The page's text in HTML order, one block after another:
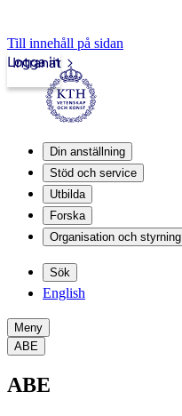
Till innehåll på sidan
Intranät
Logga in
Din anställning
Stöd och service
Utbilda
Forska
Organisation och styrning
Sök
English
Meny
ABE
ABE